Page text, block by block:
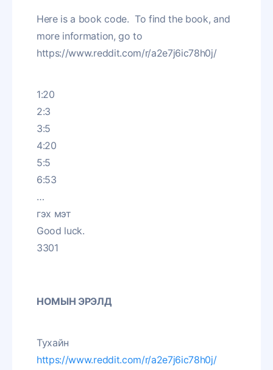
Here is a book code. To find the book, and
more information, go to
https://www.reddit.com/r/a2e7j6ic78h0j/
1:20
2:3
3:5
4:20
5:5
6:53
…
гэх мэт
Good luck.
3301
НОМЫН ЭРЭЛД
Тухайн
https://www.reddit.com/r/a2e7j6ic78h0j/